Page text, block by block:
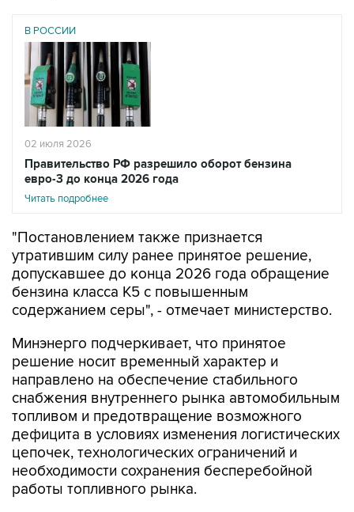
В РОССИИ
02 июля 2026
Правительство РФ разрешило оборот бензина
евро-3 до конца 2026 года
Читать подробнее
"Постановлением также признается
утратившим силу ранее принятое решение,
допускавшее до конца 2026 года обращение
бензина класса К5 с повышенным
содержанием серы", - отмечает министерство.
Минэнерго подчеркивает, что принятое
решение носит временный характер и
направлено на обеспечение стабильного
снабжения внутреннего рынка автомобильным
топливом и предотвращение возможного
дефицита в условиях изменения логистических
цепочек, технологических ограничений и
необходимости сохранения бесперебойной
работы топливного рынка.